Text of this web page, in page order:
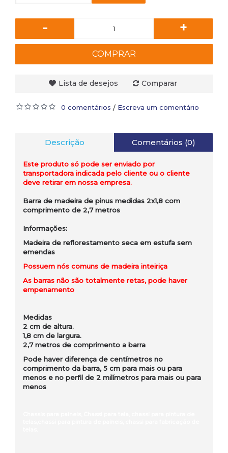
- +
COMPRAR
Lista de desejos Comparar
0 comentários / Escreva um comentário
Descrição Comentários (0)
Este produto só pode ser enviado por
transportadora indicada pelo cliente ou o cliente
deve retirar em nossa empresa.
Barra de madeira de pinus medidas 2x1,8 com
comprimento de 2,7 metros
Informações:
Madeira de reflorestamento seca em estufa sem
emendas
Possuem nós comuns de madeira inteiriça
As barras não são totalmente retas, pode haver
empenamento
Medidas
2 cm de altura.
1,8 cm de largura.
2,7 metros de comprimento a barra
Pode haver diferença de centímetros no
comprimento da barra, 5 cm para mais ou para
menos e no perfil de 2 milímetros para mais ou para
menos